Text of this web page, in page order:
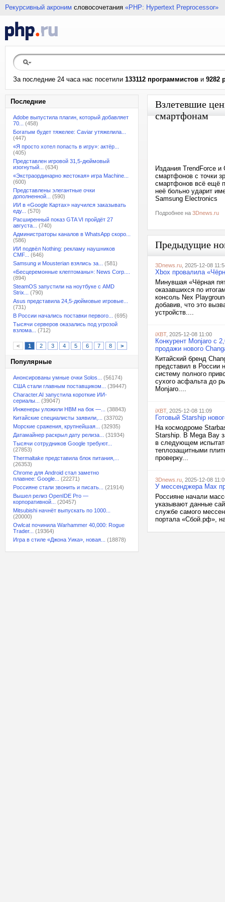
Рекурсивный акроним словосочетания «PHP: Hypertext Preprocessor»
За последние 24 часа нас посетили 133112 программистов и 9282
Последние
Adobe выпустила плагин, который добавляет
70...
(458)
Богатым будет тяжелее: Caviar утяжелила...
(447)
«Я просто хотел попасть в игру»: актёр...
(405)
Представлен игровой 31,5-дюймовый
изогнутый...
(634)
«Экстраординарно жестокая» игра Machine...
(600)
Представлены элегантные очки
дополненной...
(590)
ИИ в «Google Картах» научился заказывать
еду...
(570)
Расширенный показ GTA VI пройдёт 27
августа...
(740)
Администраторы каналов в WhatsApp скоро...
(586)
ИИ подвёл Nothing: рекламу наушников
CMF...
(646)
Samsung и Mousterian взялись за...
(581)
«Бесцеремонные клептоманы»: News Corp....
(894)
SteamOS запустили на ноутбуке с AMD
Strix...
(790)
Asus представила 24,5-дюймовые игровые...
(731)
В России начались поставки первого...
(695)
Тысячи серверов оказались под угрозой
взлома...
(712)
< 1 2 3 4 5 6 7 8 >
Популярные
Анонсированы умные очки Solos...
(56174)
США стали главным поставщиком...
(39447)
Character.AI запустила короткие ИИ-
сериалы...
(39047)
Инженеры уложили HBM на бок —...
(38843)
Китайские специалисты заявили,...
(33702)
Морские сражения, крупнейшая...
(32935)
Датамайнер раскрыл дату релиза...
(31934)
Тысячи сотрудников Google требуют...
(27853)
Thermaltake представила блок питания,...
(26353)
Chrome для Android стал заметно
плавнее: Google...
(22271)
Россияне стали звонить и писать...
(21914)
Вышел релиз OpenIDE Pro —
корпоративной...
(20457)
Mitsubishi начнёт выпускать по 1000...
(20000)
Owlcat починила Warhammer 40,000: Rogue
Trader...
(19364)
Игра в стиле «Джона Уика», новая...
(18878)
Взлетевшие
смартфонам
Издания TrendForce
смартфонов с точки
смартфонов всё ещё
неё больно ударит
Samsung Electronics
Подробнее на 3Dnews.ru
Предыдущие
3Dnews.ru , 2025-12-08
Xbox провалила
Минувшая «Чёрная
оказавшихся по
консоль Nex
добавив, что это
устройств....
iXBT, 2025-12-08 11:00
Конкурент Monjaro с
продажи нового
Китайский бренд
представил в России
систему полного
сухого асфальта до
Monjaro....
iXBT, 2025-12-08 11:09
Готовый Starship
На космодроме
Starship. В Mega Bay
в следующем
теплозащитными
проверку...
3Dnews.ru , 2025-12-08
У мессенджера Max
Россияне начали
указывают данные
службе самого
портала «Сбой.рф»,